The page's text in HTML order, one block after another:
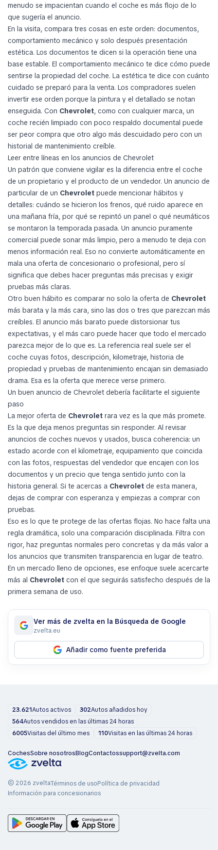
menudo se impacientan cuando el coche es más flojo de lo
que sugería el anuncio.
En la visita, compara tres cosas en este orden: documentos,
comportamiento mecánico y solo después presentación
estética. Los documentos te dicen si la operación tiene una
base estable. El comportamiento mecánico te dice cómo puede
sentirse la propiedad del coche. La estética te dice con cuánto
cuidado se preparó para la venta. Los compradores suelen
invertir ese orden porque la pintura y el detallado se notan
enseguida. Con Chevrolet, como con cualquier marca, un
coche recién limpiado con poco respaldo documental puede
ser peor compra que otro algo más descuidado pero con un
historial de mantenimiento creíble.
Leer entre líneas en los anuncios de Chevrolet
Un patrón que conviene vigilar es la diferencia entre el coche
de un propietario y el producto de un vendedor. Un anuncio de
particular de un Chevrolet puede mencionar hábitos y
detalles: cuándo se hicieron los frenos, qué ruido aparece en
una mañana fría, por qué se repintó un panel o qué neumáticos
se montaron la temporada pasada. Un anuncio puramente
comercial puede sonar más limpio, pero a menudo te deja con
menos información real. Eso no convierte automáticamente en
mala una oferta de concesionario o profesional, pero sí
significa que debes hacer preguntas más precisas y exigir
pruebas más claras.
Otro buen hábito es comparar no solo la oferta de Chevrolet
más barata y la más cara, sino las dos o tres que parezcan más
creíbles. El anuncio más barato puede distorsionar tus
expectativas, y el más caro puede hacer que todo el mercado
parezca mejor de lo que es. La referencia real suele ser el
coche cuyas fotos, descripción, kilometraje, historia de
propiedad y pruebas de mantenimiento encajan sin demasiado
drama. Esa es la oferta que merece verse primero.
Un buen anuncio de Chevrolet debería facilitarte el siguiente
paso
La mejor oferta de Chevrolet rara vez es la que más promete.
Es la que deja menos preguntas sin responder. Al revisar
anuncios de coches nuevos y usados, busca coherencia: un
estado acorde con el kilometraje, equipamiento que coincida
con las fotos, respuestas del vendedor que encajen con los
documentos y un precio que tenga sentido junto con la
historia general. Si te acercas a Chevrolet de esta manera,
dejas de comprar con esperanza y empiezas a comprar con
pruebas.
Eso es lo que te protege de las ofertas flojas. No hace falta una
regla dramática, solo una comparación disciplinada. Filtra con
rigor, haz preguntas normales pero concretas y da más valor a
los anuncios que transmiten transparencia en lugar de teatro.
En un mercado lleno de opciones, ese enfoque suele acercarte
más al Chevrolet con el que seguirás satisfecho después de la
primera semana de uso.
Ver más de zvelta en la Búsqueda de Google
zvelta.eu
Añadir como fuente preferida
23.621Autos activos 302Autos añadidos hoy
564Autos vendidos en las últimas 24 horas
6005Visitas del último mes 110Visitas en las últimas 24 horas
CochesSobre nosotrosBlogContactossupport@zvelta.com
© 2026 zveltaTérminos de usoPolítica de privacidad
Información para concesionarios